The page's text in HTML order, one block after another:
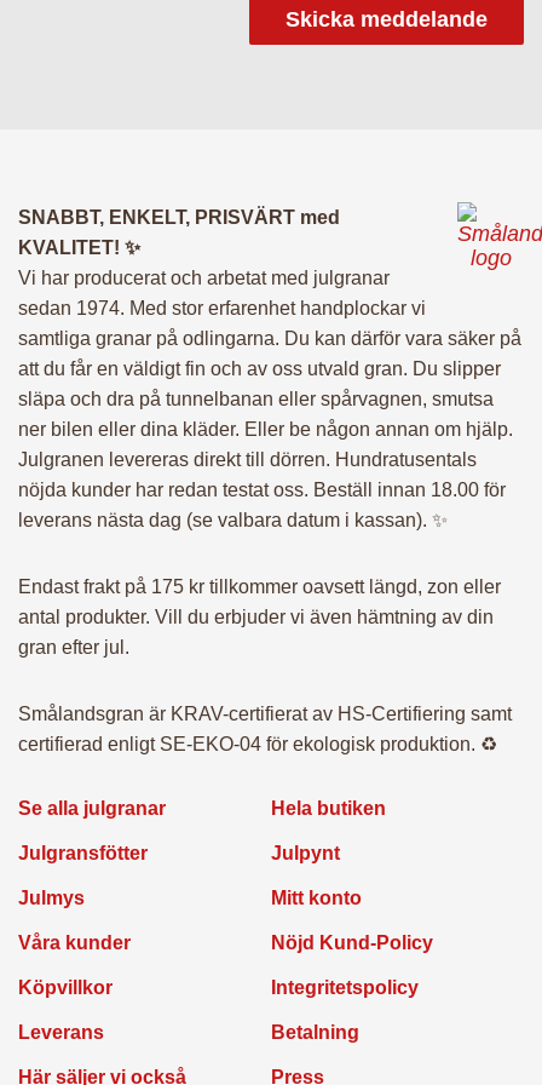
SNABBT, ENKELT, PRISVÄRT med
KVALITET! ✨
Vi har producerat och arbetat med julgranar
sedan 1974. Med stor erfarenhet handplockar vi
samtliga granar på odlingarna. Du kan därför vara säker på
att du får en väldigt fin och av oss utvald gran. Du slipper
släpa och dra på tunnelbanan eller spårvagnen, smutsa
ner bilen eller dina kläder. Eller be någon annan om hjälp.
Julgranen levereras direkt till dörren. Hundratusentals
nöjda kunder har redan testat oss. Beställ innan 18.00 för
leverans nästa dag (se valbara datum i kassan). ✨
Endast frakt på 175 kr tillkommer oavsett längd, zon eller
antal produkter. Vill du erbjuder vi även hämtning av din
gran efter jul.
Smålandsgran är KRAV-certifierat av HS-Certifiering samt
certifierad enligt SE-EKO-04 för ekologisk produktion. ♻️
Se alla julgranar Hela butiken
Julgransfötter Julpynt
Julmys Mitt konto
Våra kunder Nöjd Kund-Policy
Köpvillkor Integritetspolicy
Leverans Betalning
Här säljer vi också Press